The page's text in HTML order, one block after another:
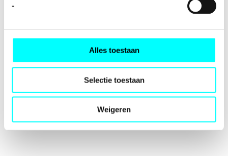
-
Alles toestaan
Selectie toestaan
Weigeren